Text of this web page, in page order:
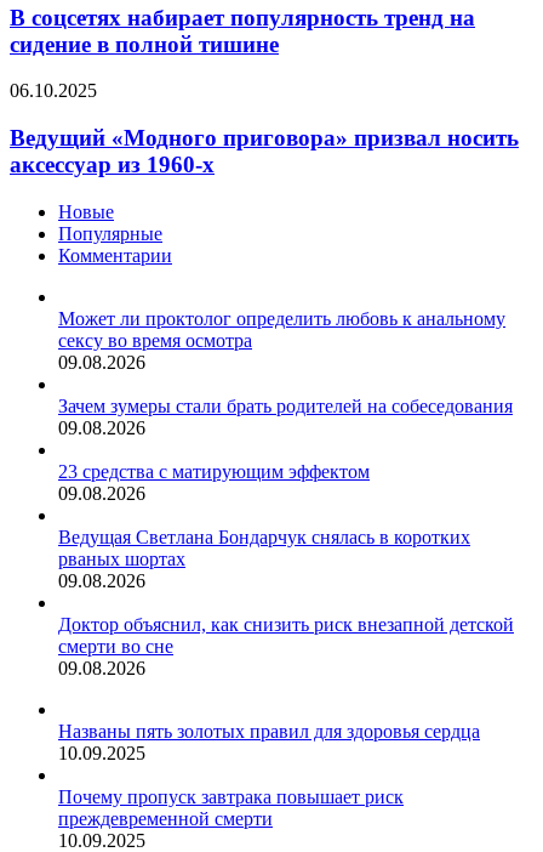
набирает
популярность
тренд
сидение
полной
тишине
В соцсетях набирает популярность тренд на
сидение в полной тишине
Ведущий
приговора»
призвал
носить
1960-
06.10.2025
Ведущий «Модного приговора» призвал носить
аксессуар из 1960-х
Новые
Популярные
Комментарии
Может ли проктолог определить любовь к анальному
сексу во время осмотра
09.08.2026
Зачем зумеры стали брать родителей на собеседования
09.08.2026
23 средства с матирующим эффектом
09.08.2026
Ведущая Светлана Бондарчук снялась в коротких
рваных шортах
09.08.2026
Доктор объяснил, как снизить риск внезапной детской
смерти во сне
09.08.2026
Названы пять золотых правил для здоровья сердца
10.09.2025
Почему пропуск завтрака повышает риск
преждевременной смерти
10.09.2025